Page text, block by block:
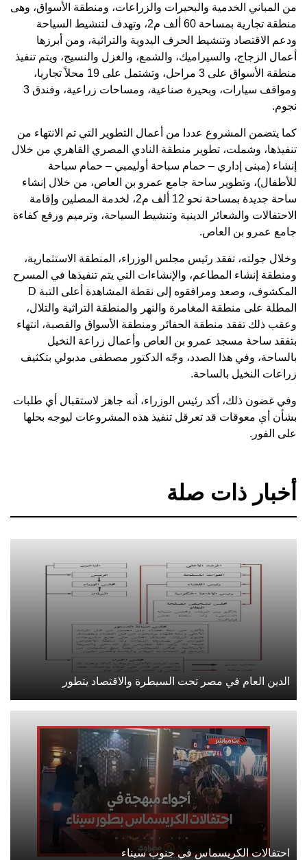
من المباني الخدمية والبحيرات والزراعات، ومنطقة الأسواق، وهى
منطقة تجارية بمساحة 60 ألف م2، وتهدف لتنشيط السياحة
ودعم الاقتصاد وتنشيط الحرف اليدوية والتراثية، ومن أبرزها
أعمال الزجاج، والسيراميك، والشمع، والغزل والنسيج، ويتم تنفيذ
منطقة الأسواق على 3 مراحل، وتشتمل على 19 محلاً تجاريا،
ومواقف سيارات، وبحيرة صناعية، ومساحات زراعية، وفندق 3
نجوم.
كما يتضمن المشروع عددا من أعمال التطوير التي تم الانتهاء من
تنفيذها، وشملت، تطوير منطقة النادي المصري القاهري من خلال
إنشاء (مبنى إداري – حمام سباحة أوليمبي – حمام سباحة
للأطفال)، وتطوير ساحة جامع عمرو بن العاص، من خلال إنشاء
ساحة جديدة بمساحة نحو 12 ألف م2، لخدمة المصلين وإقامة
الاحتفالات والشعائر الدينية وتنشيط السياحة، وترميم ورفع كفاءة
جامع عمرو بن العاص.
وخلال جولته، تفقد رئيس مجلس الوزراء، المنطقة الاستثمارية،
ومنطقة إنشاء المطاعم، والإنشاءات التي يتم تنفيذها في المسرح
المكشوف، وصعد ومرافقوه إلى نقطة المشاهدة أعلى التبة D
المطلة على منطقة المغامرة والنهر والمنطقة التراثية والتلال،
وعقب ذلك تفقد منطقة الحفائر ومنطقة الأسواق والقصبة، انتهاء
بتفقد ساحة مسجد عمرو بن العاص وأعمال زراعة النخيل
بالساحة، وفي هذا الصدد، وجّه الدكتور مصطفى مدبولي بتكثيف
زراعات النخيل بالساحة.
وفي غضون ذلك، أكد رئيس الوزراء، أنه جاهز لاستقبال أي طلبات
بشأن أي معوقات قد تعرقل تنفيذ هذه المشروعات ليوجه بحلها
على الفور.
أخبار ذات صلة
الدين العام في مصر تحت السيطرة والاقتصاد يتطور
احتفالات الكريسماس في جنوب سيناء